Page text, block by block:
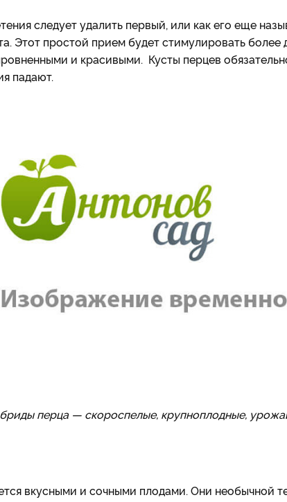
следует удалить первый, или как его еще
Этот простой прием будет стимулировать
и красивыми. Кусты перцев
падают.
перца — скороспелые, крупноплодные,
вкусными и сочными плодами. Они необычной